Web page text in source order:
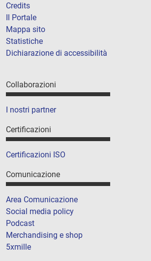
Credits
Il Portale
Mappa sito
Statistiche
Dichiarazione di accessibilità
Collaborazioni
I nostri partner
Certificazioni
Certificazioni ISO
Comunicazione
Area Comunicazione
Social media policy
Podcast
Merchandising e shop
5xmille